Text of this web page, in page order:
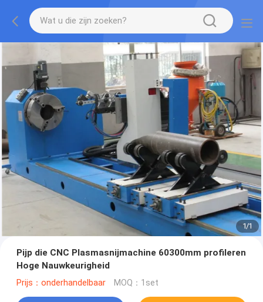
1/1
Pijp die CNC Plasmasnijmachine 60300mm profileren
Hoge Nauwkeurigheid
Prijs：onderhandelbaar MOQ：1set